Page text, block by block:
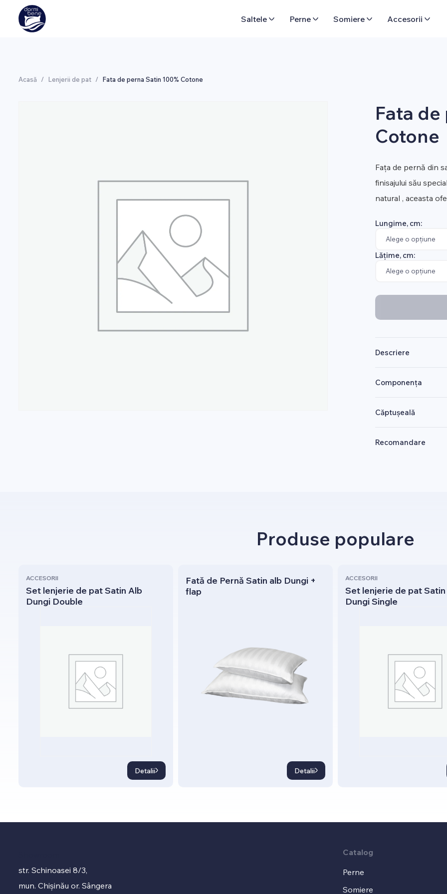
Saltele Perne Somiere Accesorii
Acasă / Lenjerii de pat / Fata de perna Satin 100% Cotone
Fata de
Cotone
Fața de pernă din
finisajului său
natural , aceasta
Lungime, cm:
Lățime, cm:
Descriere
Componența
Căptușeală
Recomandare
Produse populare
ACCESORII
Set lenjerie de pat Satin Alb
Dungi Double
Detalii
Fată de Pernă Satin alb Dungi +
flap
Detalii
ACCESORII
Set lenjerie de pat Satin
Dungi Single
str. Schinoasei 8/3,
mun. Chișinău or. Sângera
Catalog
Perne
Somiere